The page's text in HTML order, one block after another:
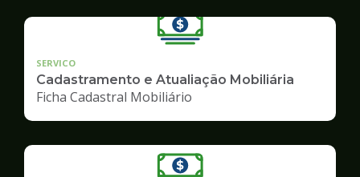
SERVICO
Cadastramento e Atualiação Mobiliária
Ficha Cadastral Mobiliário